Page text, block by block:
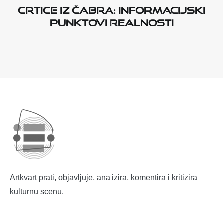
Crtice iz Čabra: Informacijski
punktovi realnosti
Artkvart prati, objavljuje, analizira, komentira i kritizira
kulturnu scenu.